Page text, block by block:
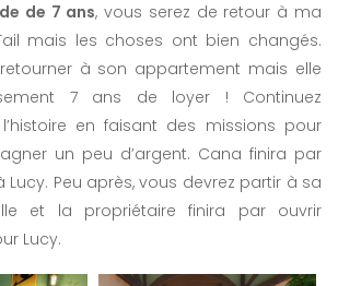
de 7 ans, vous serez de retour à ma
mais les choses ont bien changés.
à son appartement mais elle
7 ans de loyer ! Continuez
en faisant des missions pour
un peu d’argent. Cana finira par
Peu après, vous devrez partir à sa
et la propriétaire finira par ouvrir
Lucy.